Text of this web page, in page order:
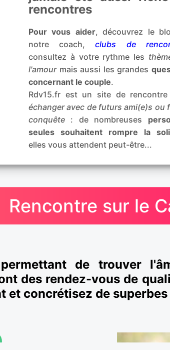
rencontres
Pour vous aider, découvrez le
notre coach,clubs de
consultez à votre rythme les
l'amourmais aussi les grandes
concernant le couple.
Rdv15.fr est un site de
échanger avec de futurs ami(e)s ou
conquête: de nombreuses
seules souhaitent rompre la
elles vous attendent peut-être...
Rencontre sur le
de trouver
des rendez-vous de
et concrétisez de